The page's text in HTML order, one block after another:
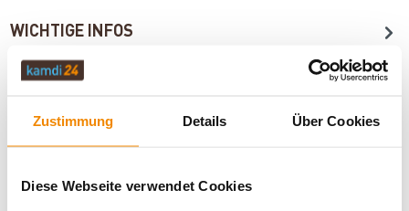
Zustimmung Details Über Cookies
Diese Webseite verwendet Cookies
WICHTIGE INFOS
Frage zum Artikel
Wasserführende Kamineinsätze|Kaminofen A+